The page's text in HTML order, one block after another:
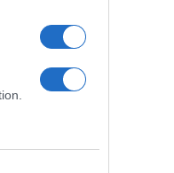
υψηλό κόστος